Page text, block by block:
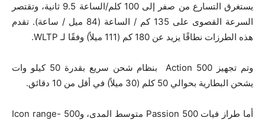
يستغرق التسارع من صفر إلى 100 كلم/الساعة 9.5 ثانية، وتقتصر
السرعة القصوى على 135 كم / الساعة (84 ميل / ساعة). تقدم
هذه الطرزات نطاقًا يزيد عن 180 كم (111 ميلاً) وفقًا لـ WLTP.
وتم تجهيز 500 Action بنظام شحن سريع بقدرة 50 كيلو وات
يشحن البطارية بحوالي 50 كلم (30 ميلاً) في أقل من 10 دقائق.
أما طراز فيات 500 Passion متوسط ​​المدى، و500 Icon range-